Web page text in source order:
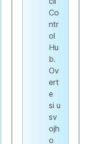
Co
ntr
ol
Hu
b.
Ov
ert
e
si u
sv
ojh
o